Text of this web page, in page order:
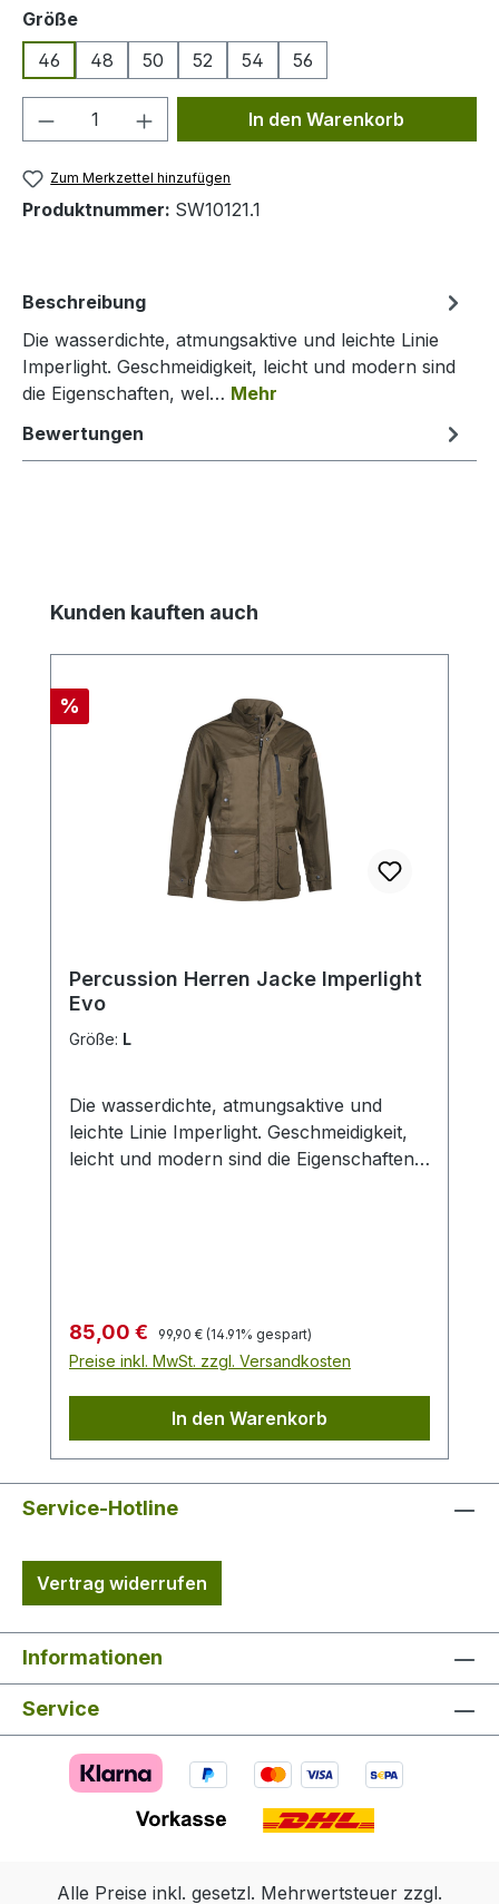
Größeauswählen
46
48 50 52 54 56
Produkt Anzahl: Gib denIn den Warenkorb
Zum Merkzettel hinzufügen
Produktnummer: SW10121.1
Beschreibung
Die wasserdichte, atmungsaktive und leichte Linie
Imperlight. Geschmeidigkeit, leicht und modern sind
die Eigenschaften, wel… Mehr
Bewertungen
Produktgalerie überspringen
Kunden kauften auch
Rabatt
%
Percussion Herren Jacke Imperlight
Evo
Größe: L
Die wasserdichte, atmungsaktive und
leichte Linie Imperlight. Geschmeidigkeit,
leicht und modern sind die Eigenschaften,
Patronenschlaufen, zwei
Napoleontaschen, eine Brusttasche, drei
Innentaschen davon eine Handytasche.
Im Kragen intergierte, abnehmbare
Kapuze, geräumige Hasentaschen mit
wasserdichtem und abwaschbarem
Innenfutter. Obermaterial: 65 % Polyester,
35 % Baumwolle
Verkaufspreis:
85,00 € Regulärer Preis:
99,90 € (14.91% gespart)
Preise inkl. MwSt. zzgl. Versandkosten
In den Warenkorb
Service-Hotline
Vertrag widerrufen
Informationen
Service
Alle Preise inkl. gesetzl. Mehrwertsteuer zzgl.